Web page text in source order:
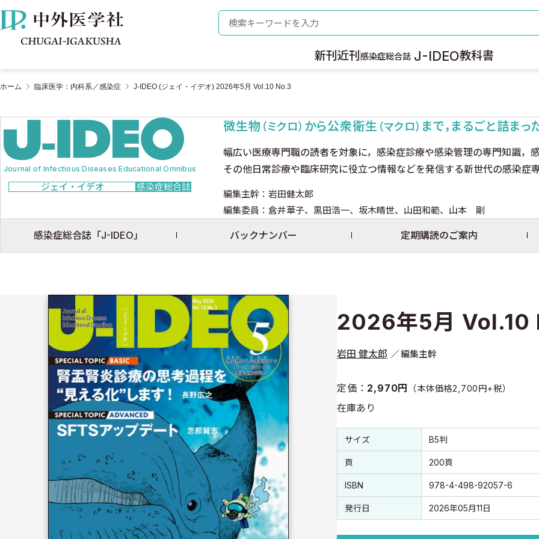
株式会社 中外医学社 検索キーワード
新刊 近刊 感染症総合誌 J-IDEO教科書
ホーム 臨床医学：内科系／感染症 J-IDEO (ジェイ・イデオ) 2026年5月 Vol.10 No.3
Journal of Infectious Diseases Educational Omnibus
ジェイ・イデオ 感染症総合誌
微生物 （ミクロ） から公衆衛生 （マクロ） まで，まるごと詰ま
幅広い医療専門職の読者を対象に，感染症診療や感染管理の専門知識，
その他日常診療や臨床研究に役立つ情報などを発信する新世代の感染症
編集主幹：岩田健太郎
編集委員：倉井華子、黒田浩一、坂木晴世、山田和範、山本 剛
感染症総合誌「J-IDEO」 バックナンバー 定期購読のご案内
2026年5月 Vol.10
岩田 健太郎 編集主幹
定価： 2,970円 （本体価格2,700円+税）
在庫あり
書誌情報
書誌情報
サイズ B5判
頁 200頁
ISBN 978-4-498-92057-6
発行日 2026年05月11日